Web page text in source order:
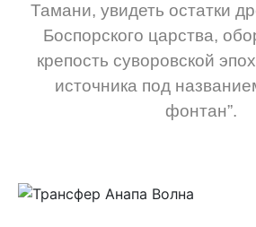
Тамани, увидеть остатки
Боспорского царства,
крепость суворовской
источника под
фонтан”.